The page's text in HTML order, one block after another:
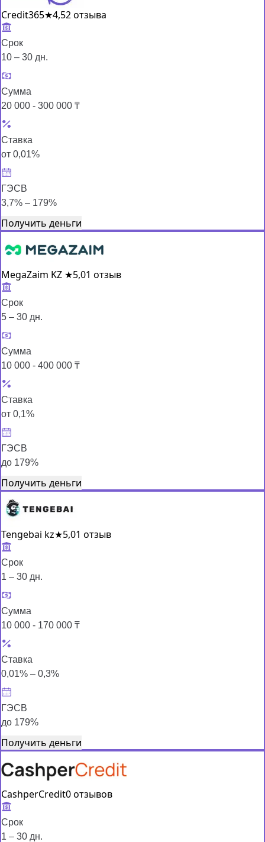
Credit365★4,52 отзыва
Срок
10 – 30 дн.
Сумма
20 000 - 300 000 ₸
Ставка
от 0,01%
ГЭСВ
3,7% – 179%
Получить деньги
MegaZaim KZ ★5,01 отзыв
Срок
5 – 30 дн.
Сумма
10 000 - 400 000 ₸
Ставка
от 0,1%
ГЭСВ
до 179%
Получить деньги
Tengebai kz★5,01 отзыв
Срок
1 – 30 дн.
Сумма
10 000 - 170 000 ₸
Ставка
0,01% – 0,3%
ГЭСВ
до 179%
Получить деньги
CashperCredit0 отзывов
Срок
1 – 30 дн.